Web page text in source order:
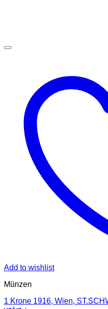
Add to wishlist
Münzen
1 Krone 1916, Wien,